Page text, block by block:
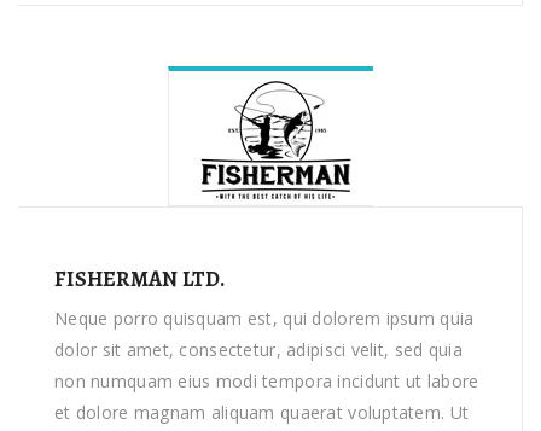
FISHERMAN LTD.
Neque porro quisquam est, qui dolorem ipsum quia
dolor sit amet, consectetur, adipisci velit, sed quia
non numquam eius modi tempora incidunt ut labore
et dolore magnam aliquam quaerat voluptatem. Ut